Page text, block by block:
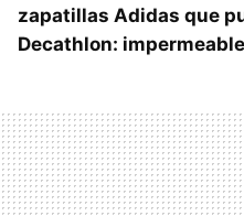
zapatillas Adidas que
Decathlon: